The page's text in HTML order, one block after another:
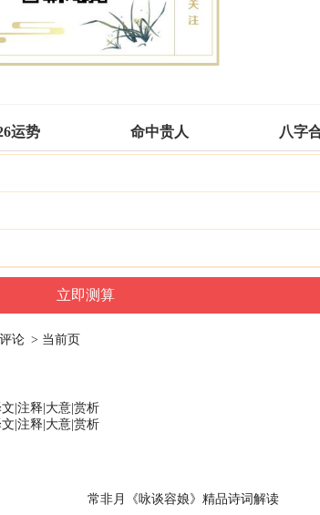
运势 命中贵人 八字
论 > 当前页
文|注释|大意|赏析
文|注释|大意|赏析
常非月《咏谈容娘》精品诗词解读